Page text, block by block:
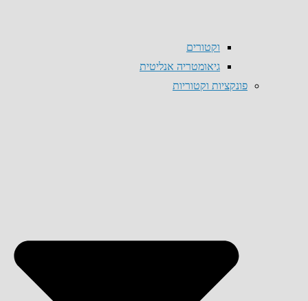
וקטורים
גיאומטריה אנליטית
פונקציות וקטוריות